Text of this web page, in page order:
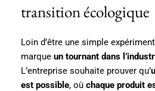
transition écologique
Loin d’être une simple
marque un tournant dans
L’entreprise souhaite prouver qu’
est possible, où chaque produit